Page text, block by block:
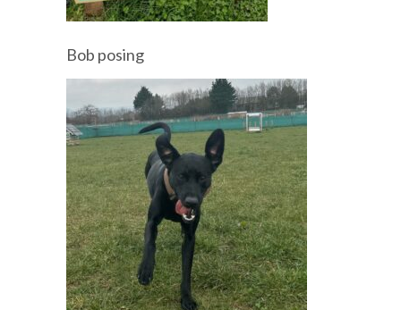
Bob posing